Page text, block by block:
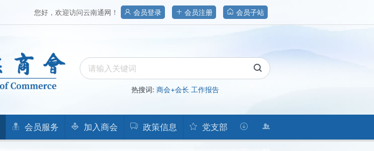
您好，欢迎访问云南通网！ 会员登录 会员注册 会员子站
热搜词: 商会+会长 工作报告
会员服务 加入商会 政策信息 党支部